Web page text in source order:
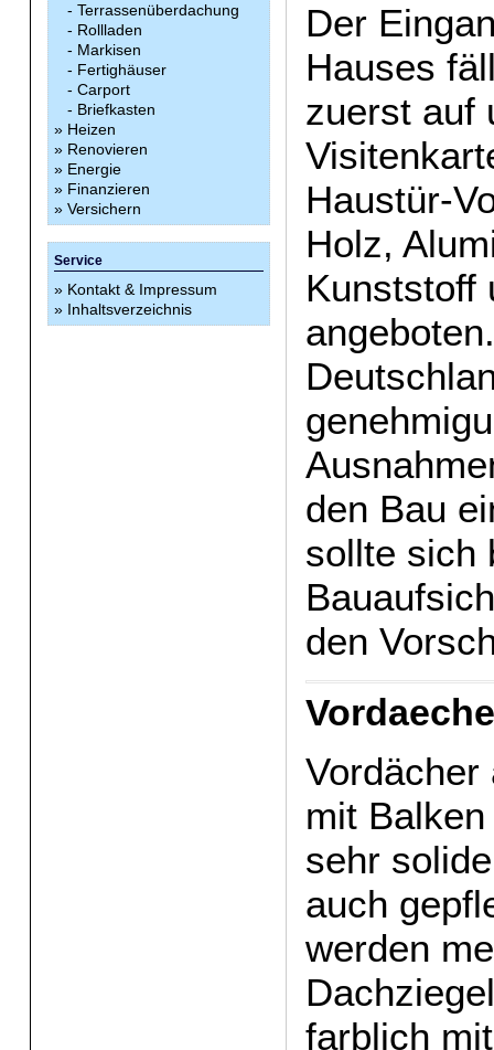
- Terrassenüberdachung
- Rollladen
- Markisen
- Fertighäuser
- Carport
- Briefkasten
» Heizen
» Renovieren
» Energie
» Finanzieren
» Versichern
Service
» Kontakt & Impressum
» Inhaltsverzeichnis
Der
Hauses
zuerst auf
Haustür-
Holz,
Kunststoff
den Bau
sollte sich
den
mit
sehr
auch
werden
farblich